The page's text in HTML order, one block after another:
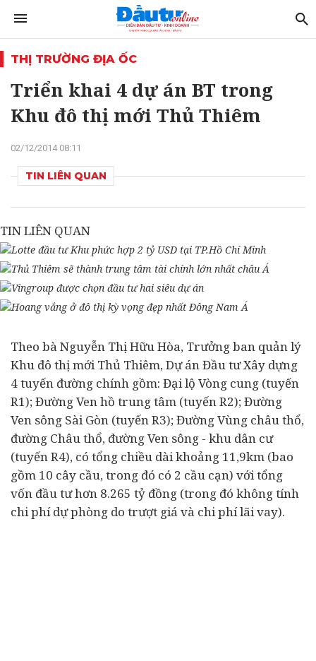
THỊ TRƯỜNG ĐỊA ỐC
Triển khai 4 dự án BT trong
Khu đô thị mới Thủ Thiêm
02/12/2014 08:11
TIN LIÊN QUAN
TIN LIÊN QUAN
Lotte đầu tư Khu phức hợp 2 tỷ USD tại TP.Hồ Chí Minh
Thủ Thiêm sẽ thành trung tâm tài chính lớn nhất châu Á
Vingroup được chọn đầu tư hai siêu dự án
Hoang vắng ở đô thị kỳ vọng đẹp nhất Đông Nam Á
Theo bà Nguyễn Thị Hữu Hòa, Trưởng ban quản lý
Khu đô thị mới Thủ Thiêm, Dự án Đầu tư Xây dựng
4 tuyến đường chính gồm: Đại lộ Vòng cung (tuyến
R1); Đường Ven hồ trung tâm (tuyến R2); Đường
Ven sông Sài Gòn (tuyến R3); Đường Vùng châu thổ,
đường Châu thổ, đường Ven sông - khu dân cư
(tuyến R4), có tổng chiều dài khoảng 11,9km (bao
gồm 10 cây cầu, trong đó có 2 cầu cạn) với tổng
vốn đầu tư hơn 8.265 tỷ đồng (trong đó không tính
chi phí dự phòng do trượt giá và chi phí lãi vay).